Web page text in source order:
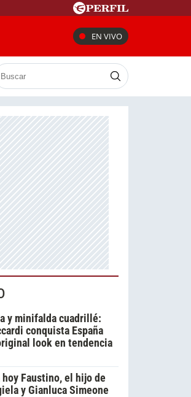
EN VIVO
y minifalda cuadrillé:
conquista España
look en tendencia
Faustino, el hijo de
y Gianluca Simeone